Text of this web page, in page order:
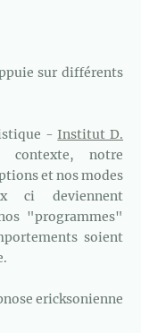
sur différents
-Institut D.
notre
et nos modes
ci deviennent
"programmes"
soient
ericksonienne